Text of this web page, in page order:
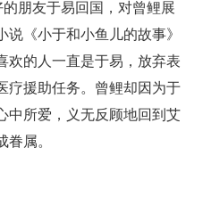
的朋友于易回国，对曾鲤展
《小于和小鱼儿的故事》
欢的人一直是于易，放弃表
疗援助任务。曾鲤却因为于
中所爱，义无反顾地回到艾
属。